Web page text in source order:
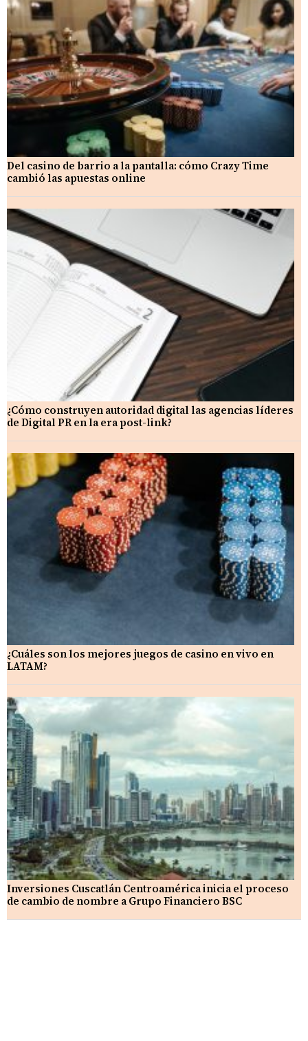
Del casino de barrio a la pantalla: cómo Crazy Time
cambió las apuestas online
¿Cómo construyen autoridad digital las agencias líderes
de Digital PR en la era post-link?
¿Cuáles son los mejores juegos de casino en vivo en
LATAM?
Inversiones Cuscatlán Centroamérica inicia el proceso
de cambio de nombre a Grupo Financiero BSC